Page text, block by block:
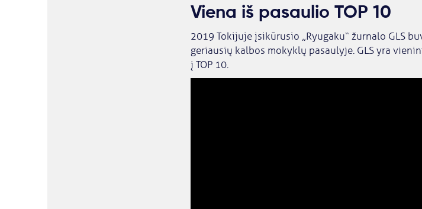
Viena iš pasaulio TOP 10
2019 Tokijuje įsikūrusio „Ryugaku“ žurnalo GLS
geriausių kalbos mokyklų pasaulyje. GLS yra
į TOP 10.